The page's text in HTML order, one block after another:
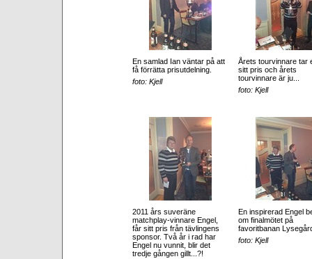
En samlad Ian väntar på att
få förrätta prisutdelning.
foto: Kjell
Årets tourvinnare tar
sitt pris och årets
tourvinnare är ju...
foto: Kjell
2011 års suveräne
matchplay-vinnare Engel,
får sitt pris från tävlingens
sponsor. Två år i rad har
Engel nu vunnit, blir det
tredje gången gillt...?!
En inspirerad Engel
om finalmötet på
favoritbanan
foto: Kjell